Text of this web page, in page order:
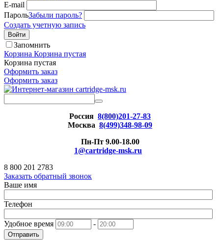
E-mail
ПарольЗабыли пароль?
Создать учетную запись
Войти
Запомнить
Корзина Корзина пустая
Корзина пустая
Оформить заказ
Оформить заказ
Россия 8(800)201-27-83
Москва 8(499)348-98-09
Пн-Пт 9.00-18.00
1@cartridge-msk.ru
8 800 201 2783
Заказать обратный звонок
Ваше имя
Телефон
Удобное время -
Отправить